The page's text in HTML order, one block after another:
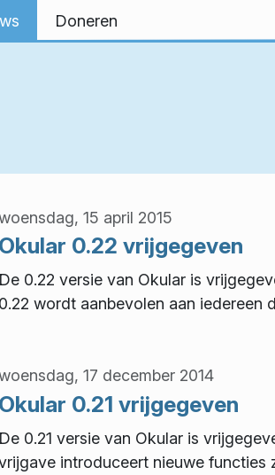
Doneren
15 april 2015
Okular 0.22 vrijgegeven
De 0.22 versie van Okular is
0.22 wordt aanbevolen aan iedereen
17 december 2014
Okular 0.21 vrijgegeven
De 0.21 versie van Okular is
introduceert nieuwe functies